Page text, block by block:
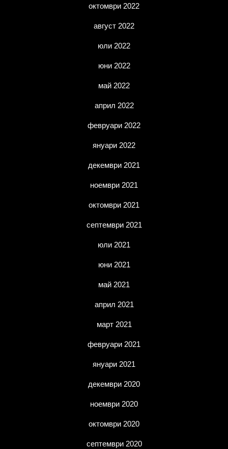
октомври 2022
август 2022
юли 2022
юни 2022
май 2022
април 2022
февруари 2022
януари 2022
декември 2021
ноември 2021
октомври 2021
септември 2021
юли 2021
юни 2021
май 2021
април 2021
март 2021
февруари 2021
януари 2021
декември 2020
ноември 2020
октомври 2020
септември 2020